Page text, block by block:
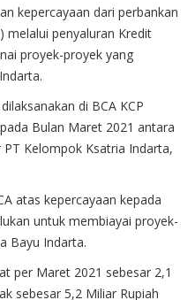
kepercayaan dari perbankan
melalui penyaluran Kredit
proyek-proyek yang
di BCA KCP
Bulan Maret 2021 antara
PT Kelompok Ksatria Indarta,
atas kepercayaan kepada
untuk membiayai proyek-
Bayu Indarta.
per Maret 2021 sebesar 2,1
sebesar 5,2 Miliar Rupiah